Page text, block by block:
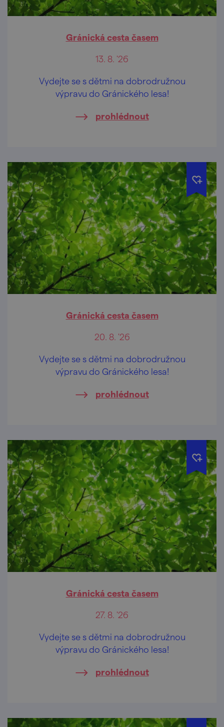
Gránická cesta časem
13. 8. '26
Vydejte se s dětmi na dobrodružnou
výpravu do Gránického lesa!
prohlédnout
Gránická cesta časem
20. 8. '26
Vydejte se s dětmi na dobrodružnou
výpravu do Gránického lesa!
prohlédnout
Gránická cesta časem
27. 8. '26
Vydejte se s dětmi na dobrodružnou
výpravu do Gránického lesa!
prohlédnout